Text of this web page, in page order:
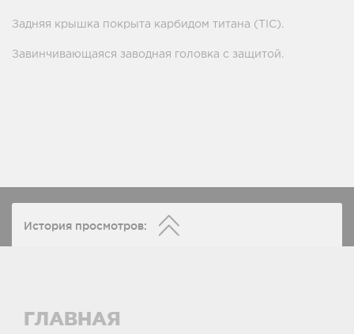
Задняя крышка покрыта карбидом титана (TIC).
Завинчивающаяся заводная головка с защитой.
История просмотров:
ГЛАВНАЯ